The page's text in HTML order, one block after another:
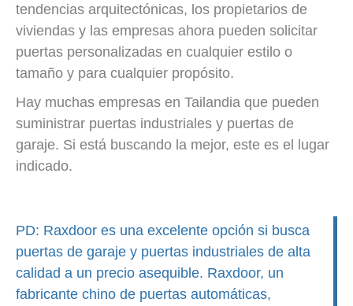
tendencias arquitectónicas, los propietarios de
viviendas y las empresas ahora pueden solicitar
puertas personalizadas en cualquier estilo o
tamaño y para cualquier propósito.
Hay muchas empresas en Tailandia que pueden
suministrar puertas industriales y puertas de
garaje. Si está buscando la mejor, este es el lugar
indicado.
PD: Raxdoor es una excelente opción si busca
puertas de garaje y puertas industriales de alta
calidad a un precio asequible. Raxdoor, un
fabricante chino de puertas automáticas,